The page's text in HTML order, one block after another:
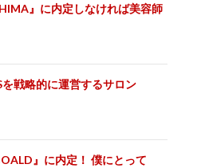
』に内定しなければ美容師
を戦略的に運営するサロン
』に内定！ 僕にとって